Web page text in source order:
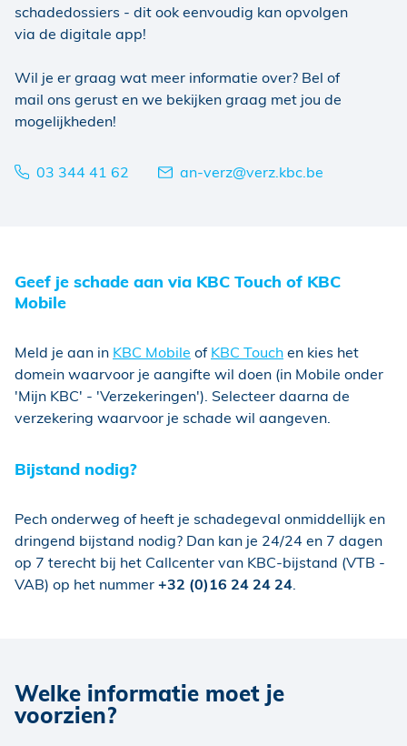
schadedossiers - dit ook eenvoudig kan opvolgen
via de digitale app!
Wil je er graag wat meer informatie over? Bel of
mail ons gerust en we bekijken graag met jou de
mogelijkheden!
03 344 41 62 an-verz@verz.kbc.be
Geef je schade aan via KBC Touch of KBC
Mobile
Meld je aan in KBC Mobile ofKBC Touchen kies het
domein waarvoor je aangifte wil doen (in Mobile onder
'Mijn KBC' - 'Verzekeringen'). Selecteer daarna de
verzekering waarvoor je schade wil aangeven.
Bijstand nodig?
Pech onderweg of heeft je schadegeval onmiddellijk en
dringend bijstand nodig? Dan kan je 24/24 en 7 dagen
op 7 terecht bij het Callcenter van KBC-bijstand (VTB -
VAB) op het nummer+32 (0)16 24 24 24
Welke informatie moet je
voorzien?